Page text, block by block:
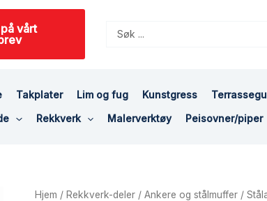
vårt
Search
Takplater Lim og fug Kunstgress
Rekkverk Malerverktøy Peisovner/piper
Hjem / Rekkverk-deler/ Ankere og stålmuffer/
Stålanker